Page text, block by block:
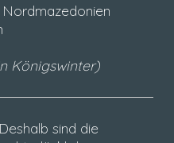
Königswinter)
sind die